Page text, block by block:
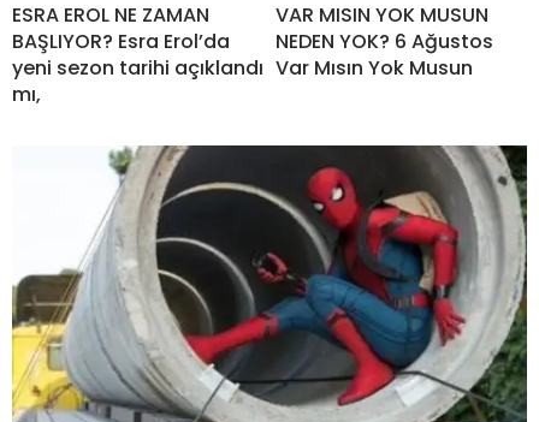
ESRA EROL NE ZAMAN
BAŞLIYOR? Esra Erol’da
yeni sezon tarihi açıklandı
mı,
VAR MISIN YOK MUSUN
NEDEN YOK? 6 Ağustos
Var Mısın Yok Musun